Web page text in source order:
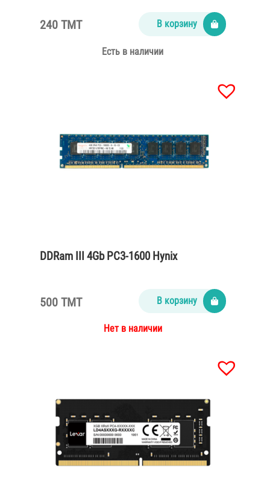
240 TMT В корзину
Есть в наличии
DDRam III 4Gb PC3-1600 Hynix
500 TMT В корзину
Нет в наличии